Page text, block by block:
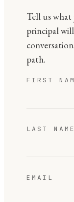
Tell us what
principal
path.
FIRST
LAST NAME
EMAIL